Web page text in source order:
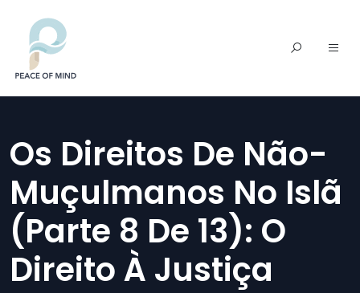
Os Direitos De Não-
Muçulmanos No Islã
(parte 8 De 13): O
Direito À Justiça